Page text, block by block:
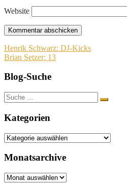
Website
Beitragsnavigation
Henrik Schwarz: DJ-Kicks
Brian Setzer: 13
Blog-Suche
Suche
nach:
Kategorien
Kategorien
Monatsarchive
Monatsarchive